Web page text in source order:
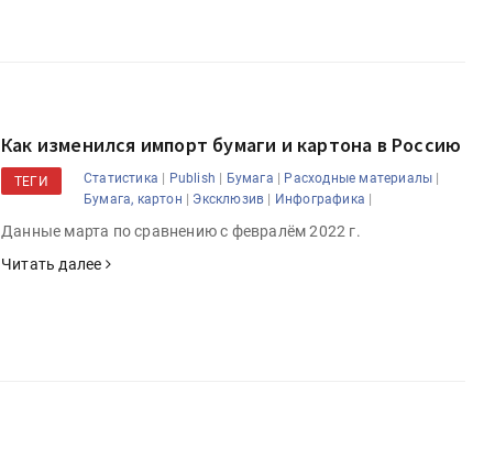
Как изменился импорт бумаги и картона в Россию
ТЕГИ Статистика | Publish | Бумага | Расходные материалы |
Бумага, картон | Эксклюзив | Инфографика |
Данные марта по сравнению с февралём 2022 г.
Читать далее